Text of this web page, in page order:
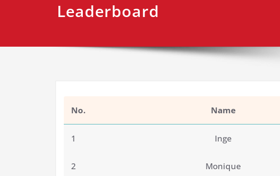
Leaderboard
No. Name
1 Inge
2 Monique